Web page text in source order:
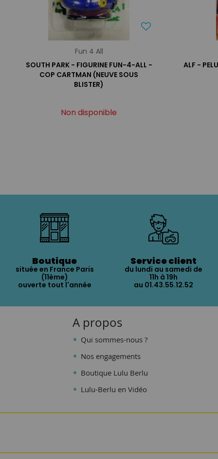
Fun 4 All
SOUTH PARK - FIGURINE FUN-4-ALL -
COP CARTMAN (NEUVE SOUS
BLISTER)
Non disponible
ALF -
Boutique
située en France Paris
(11ème)
ouverte tout l'année
Service client
du lundi au samedi de
11h à 19h
au 01.43.55.12.52
A propos
Qui sommes-nous ?
Nos engagements
Boutique Lulu Berlu
Lulu-Berlu en Vidéo